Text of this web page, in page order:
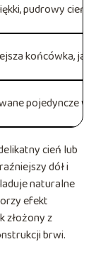
pudrowy cień
końcówka,
pojedyncze
cień lub
dół i
naturalne
efekt
złożony z
brwi.